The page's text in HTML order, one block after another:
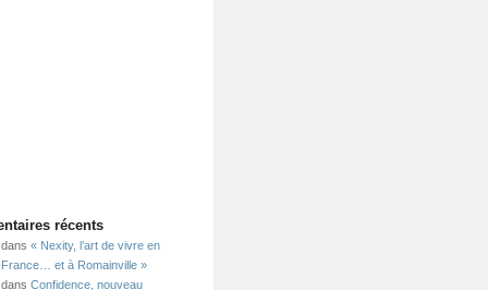
récents
« Nexity, l’art de vivre en
et à Romainville »
Confidence, nouveau